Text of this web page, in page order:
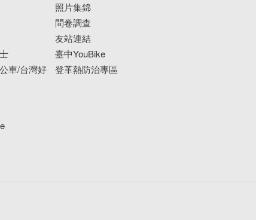
車/台灣好
照片集錦
問卷調查
友站連結
臺中YouBike
登革熱防治專區